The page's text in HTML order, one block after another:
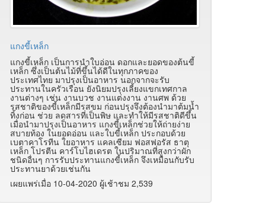
แกงขี้เหล็ก
แกงขี้เหล็ก เป็นการนำใบอ่อน ดอกและยอดของต้นขี้
เหล็ก ซึ่งเป็นต้นไม้ที่ขึ้นได้ดีในทุกภาคของ
ประเทศไทย มาปรุงเป็นอาหาร นอกจากจะรับ
ประทานในครัวเรือน ยังนิยมปรุงเลี้ยงแขกเทศกาล
งานต่างๆ เช่น งานบวช งานแต่งงาน งานศพ ด้วย
รสชาติของขี้เหล็กมีรสขม ก่อนปรุงจึงต้องนำมาต้มน้ำ
ทิ้งก่อน ช่วย ลดสารที่เป็นพิษ และทำให้มีรสชาติดีขึ้น
เมื่อนำมาปรุงเป็นอาหาร แกงขี้เหล็กช่วยให้ถ่ายง่าย
สบายท้อง ในยอดอ่อน และใบขี้เหล็ก ประกอบด้วย
เบตาคาโรทีน ใยอาหาร แคลเซียม ฟอสฟอรัส ธาตุ
เหล็ก โปรตีน คาร์โบไฮเดรต ในปริมาณที่สูงกว่าผัก
ชนิดอื่นๆ การรับประทานแกงขี้เหล็ก จึงเหมือนกับรับ
ประทานยาด้วยเช่นกัน
เผยแพร่เมื่อ 10-04-2020 ผู้เช้าชม 2,539